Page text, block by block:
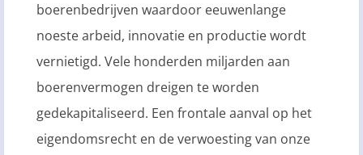
boerenbedrijven waardoor eeuwenlange
noeste arbeid, innovatie en productie wordt
vernietigd. Vele honderden miljarden aan
boerenvermogen dreigen te worden
gedekapitaliseerd. Een frontale aanval op het
eigendomsrecht en de verwoesting van onze